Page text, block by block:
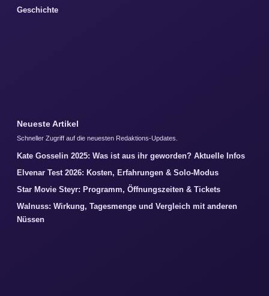
Geschichte
Neueste Artikel
Schneller Zugriff auf die neuesten Redaktions-Updates.
Kate Gosselin 2025: Was ist aus ihr geworden? Aktuelle Infos
Elvenar Test 2026: Kosten, Erfahrungen & Solo-Modus
Star Movie Steyr: Programm, Öffnungszeiten & Tickets
Walnuss: Wirkung, Tagesmenge und Vergleich mit anderen
Nüssen